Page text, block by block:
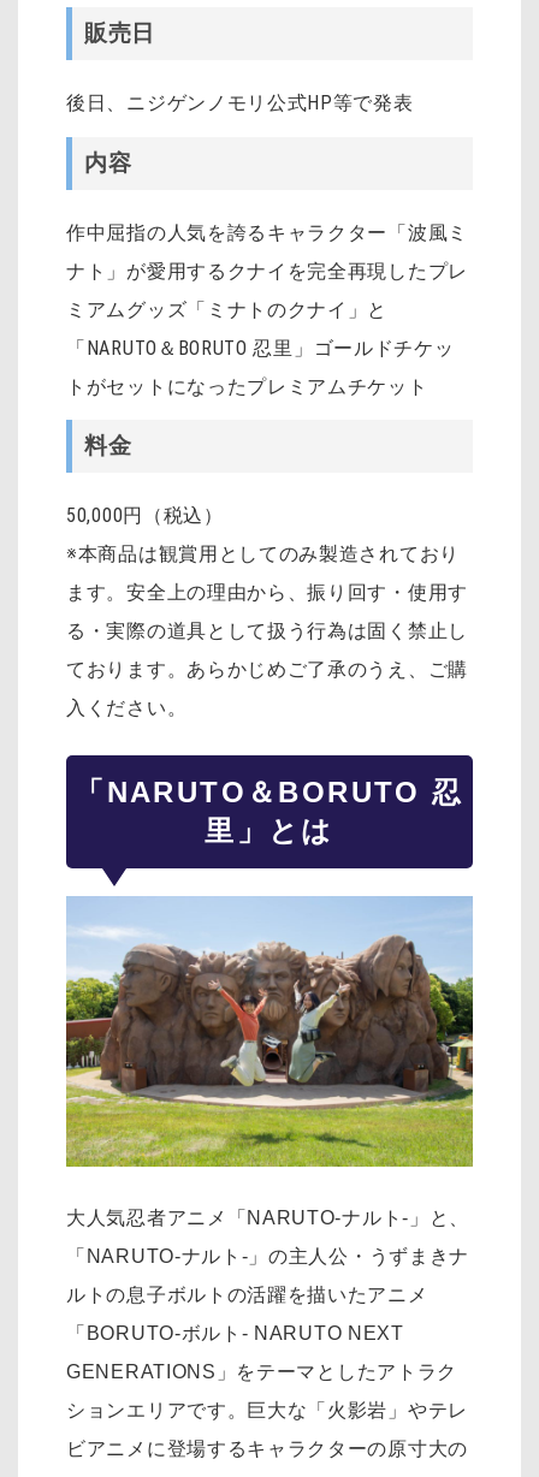
販売日
後日、ニジゲンノモリ公式HP等で発表
内容
作中屈指の人気を誇るキャラクター「波風ミ
ナト」が愛用するクナイを完全再現したプレ
ミアムグッズ「ミナトのクナイ」と
「NARUTO＆BORUTO 忍里」ゴールドチケッ
トがセットになったプレミアムチケット
料金
50,000円（税込）
※本商品は観賞用としてのみ製造されており
ます。安全上の理由から、振り回す・使用す
る・実際の道具として扱う行為は固く禁止し
ております。あらかじめご了承のうえ、ご購
入ください。
「NARUTO＆BORUTO 忍
里」とは
大人気忍者アニメ「NARUTO-ナルト-」と、
「NARUTO-ナルト-」の主人公・うずまきナ
ルトの息子ボルトの活躍を描いたアニメ
「BORUTO-ボルト- NARUTO NEXT
GENERATIONS」をテーマとしたアトラク
ションエリアです。巨大な「火影岩」やテレ
ビアニメに登場するキャラクターの原寸大の